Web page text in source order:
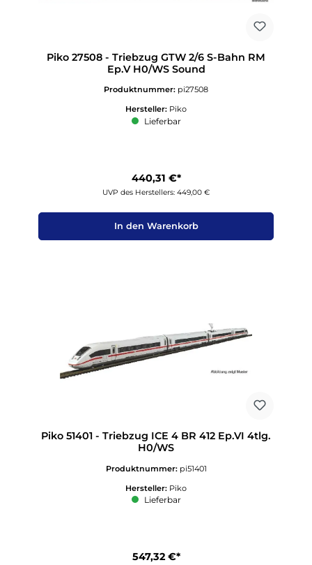
Piko 27508 - Triebzug GTW 2/6 S-Bahn RM
Ep.V H0/WS Sound
Produktnummer: pi27508
Hersteller: Piko
Lieferbar
440,31 €*
UVP des Herstellers: 449,00 €
In den Warenkorb
Piko 51401 - Triebzug ICE 4 BR 412 Ep.VI 4tlg.
H0/WS
Produktnummer: pi51401
Hersteller: Piko
Lieferbar
547,32 €*